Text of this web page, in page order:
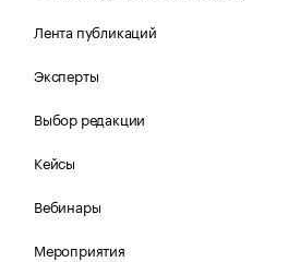
Лента публикаций
Эксперты
Выбор редакции
Кейсы
Вебинары
Мероприятия